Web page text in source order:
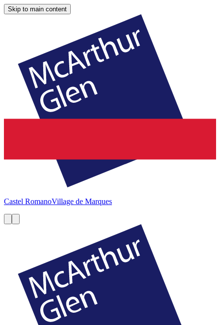
Skip to main content
Castel RomanoVillage de Marques